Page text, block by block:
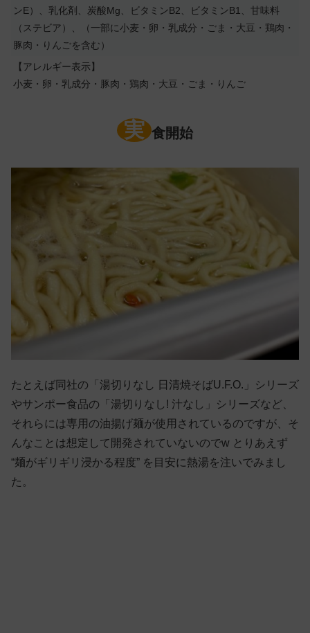
ンE）、乳化剤、炭酸Mg、ビタミンB2、ビタミンB1、甘味料
（ステビア）、（一部に小麦・卵・乳成分・ごま・大豆・鶏肉・
豚肉・りんごを含む）
【アレルギー表示】
小麦・卵・乳成分・豚肉・鶏肉・大豆・ごま・りんご
実 食開始
たとえば同社の「湯切りなし 日清焼そばU.F.O.」シリーズ
やサンポー食品の「湯切りなし! 汁なし」シリーズなど、
それらには専用の油揚げ麺が使用されているのですが、そ
んなことは想定して開発されていないのでw とりあえず
“麺がギリギリ浸かる程度” を目安に熱湯を注いでみまし
た。